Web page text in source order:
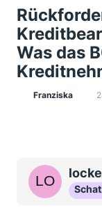
Was das
Franziska
locke